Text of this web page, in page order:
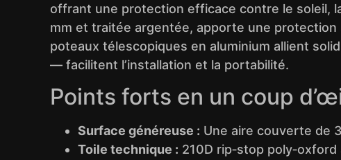
offrant une protection efficace contre le soleil,
mm et traitée argentée, apporte une
poteaux télescopiques en aluminium allient
— facilitent l’installation et la portabilité.
Points forts en un coup
Surface généreuse : Une aire couverte de
Toile technique : 210D rip‑stop